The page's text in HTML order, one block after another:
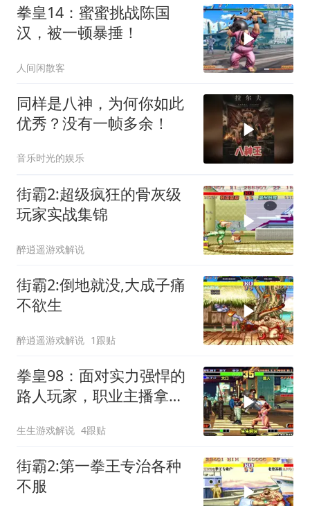
拳皇14：蜜蜜挑战陈国
汉，被一顿暴捶！
人间闲散客
同样是八神，为何你如此
优秀？没有一帧多余！
音乐时光的娱乐
街霸2:超级疯狂的骨灰级
玩家实战集锦
醉逍遥游戏解说
街霸2:倒地就没,大成子痛
不欲生
醉逍遥游戏解说 1跟贴
拳皇98：面对实力强悍的
路人玩家，职业主播拿出
生生游戏解说 4跟贴
街霸2:第一拳王专治各种
不服